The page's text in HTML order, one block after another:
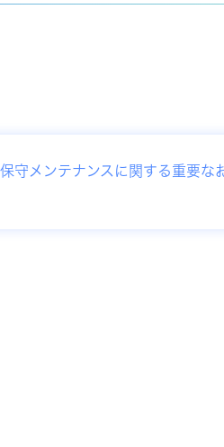
メンテナンスに関する重要な